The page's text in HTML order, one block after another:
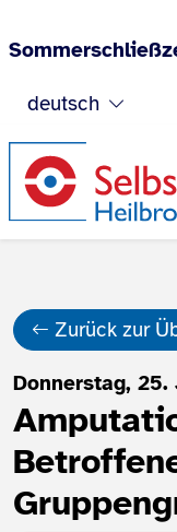
Zum Inhalt
deutsch
Zurück zur
Donnerstag,